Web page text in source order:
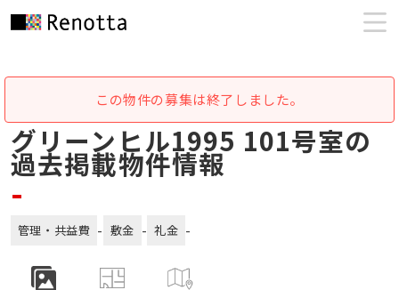
この物件の募集は終了しました。
グリーンヒル1995 101号室の
過去掲載物件情報
-
管理・共益費 - 敷金 - 礼金 -